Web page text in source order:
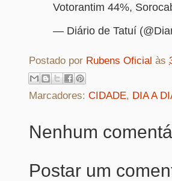
Votorantim 44%,
— Diário de Tatuí
Postado por Rubens Oficial às
Marcadores: CIDADE, DIA A
Nenhum
Postar um